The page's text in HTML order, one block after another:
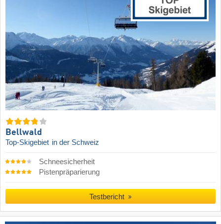
Bellwald
Top-Skigebiet in der Schweiz
Schneesicherheit
Pistenpräparierung
Testbericht